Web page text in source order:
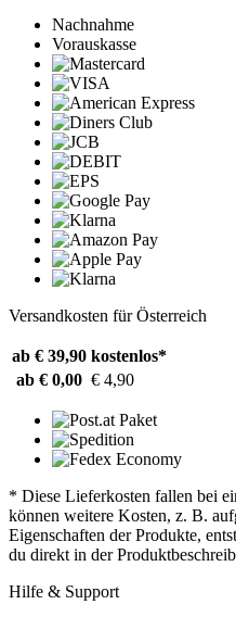
Nachnahme
Vorauskasse
Versandkosten für Österreich
ab € 39,90 kostenlos*
ab € 0,00 € 4,90
* Diese Lieferkosten fallen bei
können weitere Kosten, z. B.
Eigenschaften der Produkte,
du direkt in der
Hilfe & Support